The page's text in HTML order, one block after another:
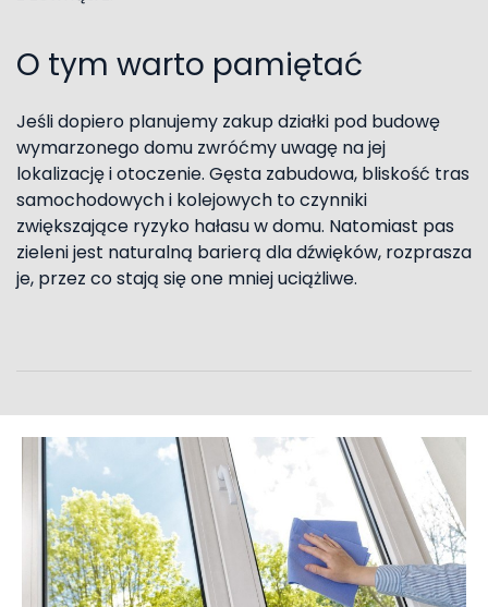
O tym warto pamiętać
Jeśli dopiero planujemy zakup działki pod budowę
wymarzonego domu zwróćmy uwagę na jej
lokalizację i otoczenie. Gęsta zabudowa, bliskość tras
samochodowych i kolejowych to czynniki
zwiększające ryzyko hałasu w domu. Natomiast pas
zieleni jest naturalną barierą dla dźwięków, rozprasza
je, przez co stają się one mniej uciążliwe.